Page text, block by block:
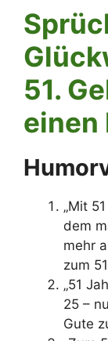
51.
einen
„Mit
dem
mehr
zum
„51
25 –
Gute